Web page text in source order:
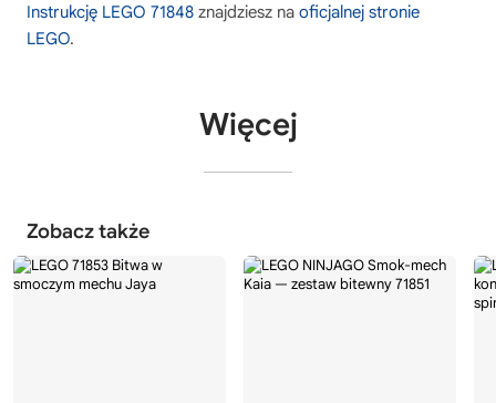
Instrukcję LEGO 71848 znajdziesz na oficjalnej stronie
LEGO.
Więcej
Zobacz także